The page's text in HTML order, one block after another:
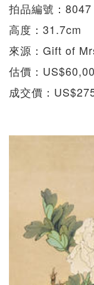
拍品編號：8047
高度：31.7cm
來源：Gift of
估價：
成交價：